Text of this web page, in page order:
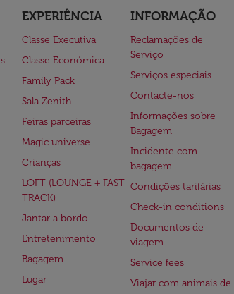
EXPERIÊNCIA
Classe Executiva
Classe Económica
Family Pack
Sala Zenith
Feiras parceiras
Magic universe
Crianças
LOFT (LOUNGE + FAST
TRACK)
Jantar a bordo
Entretenimento
Bagagem
Lugar
INFORMAÇÃO
Reclamações de
Serviço
Serviços especiais
Contacte-nos
Informações sobre
Bagagem
Incidente com
bagagem
Condições tarifárias
Check-in conditions
Documentos de
viagem
Service fees
Viajar com animais de